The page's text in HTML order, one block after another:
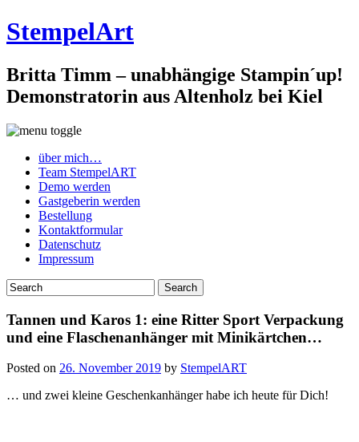
StempelArt
Britta Timm – unabhängige Stampin´up!
Demonstratorin aus Altenholz bei Kiel
über mich…
Team StempelART
Demo werden
Gastgeberin werden
Bestellung
Kontaktformular
Datenschutz
Impressum
Tannen und Karos 1: eine Ritter Sport Verpackung
und eine Flaschenanhänger mit Minikärtchen…
Posted on 26. November 2019 by StempelART
… und zwei kleine Geschenkanhänger habe ich heute für Dich!